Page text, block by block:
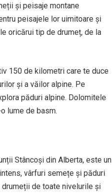
și peisaje montane
peisajele lor uimitoare și
oricărui tip de drumeț, de la
150 de kilometri care te duce
și a văilor alpine. Pe
păduri alpine. Dolomitele
lume de basm.
Stâncoși din Alberta, este un
vârfuri semețe și păduri
de toate nivelurile și